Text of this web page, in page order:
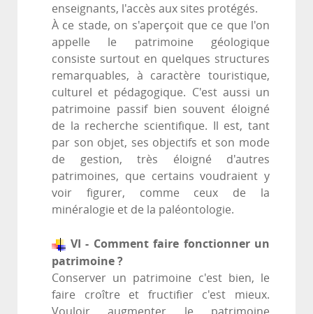
enseignants, l'accès aux sites protégés.
À ce stade, on s'aperçoit que ce que l'on
appelle le patrimoine géologique
consiste surtout en quelques structures
remarquables, à caractère touristique,
culturel et pédagogique. C'est aussi un
patrimoine passif bien souvent éloigné
de la recherche scientifique. Il est, tant
par son objet, ses objectifs et son mode
de gestion, très éloigné d'autres
patrimoines, que certains voudraient y
voir figurer, comme ceux de la
minéralogie et de la paléontologie.
VI - Comment faire fonctionner un
patrimoine ?
Conserver un patrimoine c'est bien, le
faire croître et fructifier c'est mieux.